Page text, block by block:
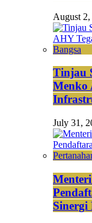
August
Tinjau
Menko
July 31,
Sinergi